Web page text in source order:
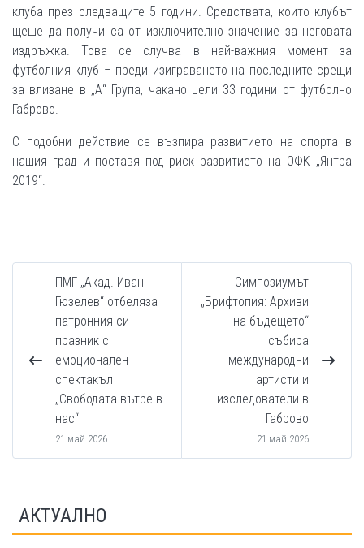
клуба през следващите 5 години. Средствата, които клубът
щеше да получи са от изключително значение за неговата
издръжка. Това се случва в най-важния момент за
футболния клуб – преди изиграването на последните срещи
за влизане в „А“ Група, чакано цели 33 години от футболно
Габрово.
С подобни действие се възпира развитието на спорта в
нашия град и поставя под риск развитието на ОФК „Янтра
2019“.
ПМГ „Акад. Иван
Гюзелев“ отбеляза
патронния си
празник с
емоционален
спектакъл
„Свободата вътре в
нас“
21 май 2026
Симпозиумът
„Брифтопия: Архиви
на бъдещето“
събира
международни
артисти и
изследователи в
Габрово
21 май 2026
АКТУАЛНО